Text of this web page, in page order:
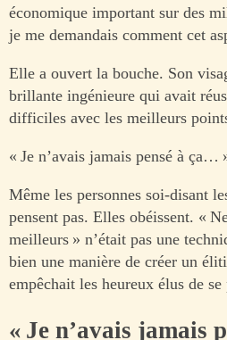
économique important sur des
je me demandais comment cet
Elle a ouvert la bouche. Son
brillante ingénieure qui avait
difficiles avec les meilleurs
« Je n’avais jamais pensé à ça…
Même les personnes soi-disant
pensent pas. Elles obéissent. «
meilleurs » n’était pas une
bien une manière de créer un
empêchait les heureux élus de se
« Je n’avais jamais